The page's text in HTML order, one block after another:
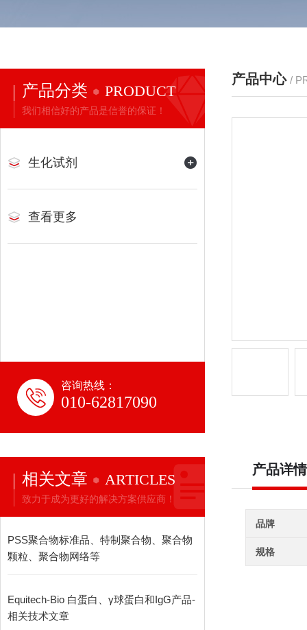
产品分类 PRODUCT
我们相信好的产品是信誉的保证！
生化试剂
查看更多
咨询热线：
010-62817090
相关文章 ARTICLES
致力于成为更好的解决方案供应商！
PSS聚合物标准品、特制聚合物、聚合物
颗粒、聚合物网络等
Equitech-Bio 白蛋白、γ球蛋白和IgG产品-
相关技术文章
产品中心 /
产品详情
品牌
规格